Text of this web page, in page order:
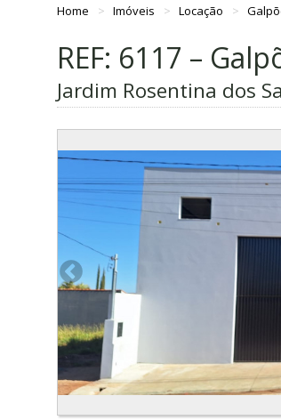
Home Imóveis Locação
REF: 6117 –
Jardim Rosentina dos